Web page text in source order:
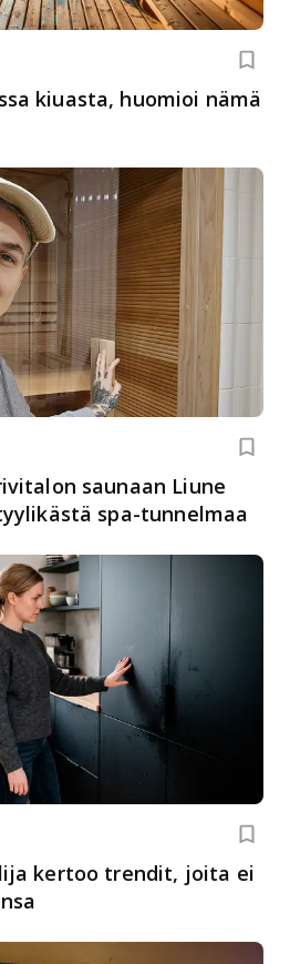
kiuasta, huomioi nämä
saunaan Liune
spa-tunnelmaa
kertoo trendit, joita ei